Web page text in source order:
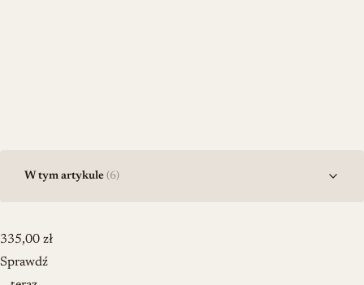
W tym artykule (6)
335,00 zł
Sprawdź